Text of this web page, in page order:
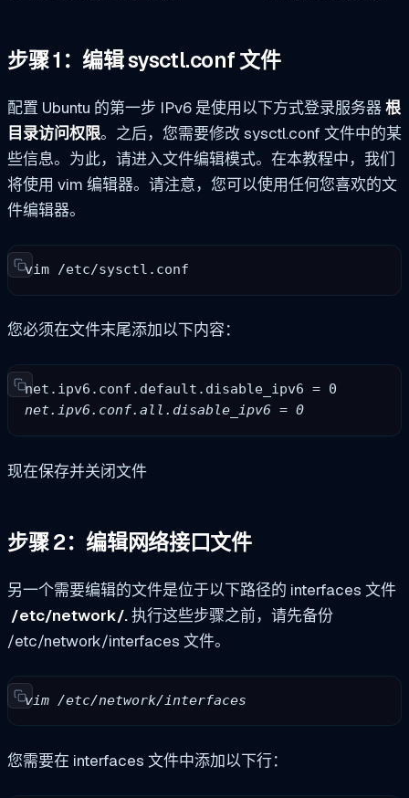
步骤 1：编辑 sysctl.conf 文件
配置 Ubuntu 的第一步 IPv6 是使用以下方式登录服务器根
目录访问权限。之后，您需要修改 sysctl.conf 文件中的某
些信息。为此，请进入文件编辑模式。在本教程中，我们
将使用 vim 编辑器。请注意，您可以使用任何您喜欢的文
件编辑器。
vim /etc/sysctl.conf
您必须在文件末尾添加以下内容：
net.ipv6.conf.default.disable_ipv6 = 0
net.ipv6.conf.all.disable_ipv6 = 0
现在保存并关闭文件
步骤 2：编辑网络接口文件
另一个需要编辑的文件是位于以下路径的 interfaces 文件
/etc/network/.执行这些步骤之前，请先备份
/etc/network/interfaces 文件。
vim /etc/network/interfaces
您需要在 interfaces 文件中添加以下行：